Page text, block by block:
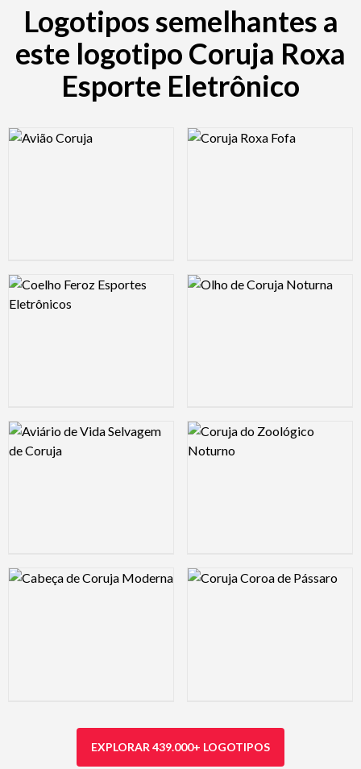
Logotipos semelhantes a
este logotipo Coruja Roxa
Esporte Eletrônico
Logo Preview Image Logo Preview Image
Logo Preview Image Logo Preview Image
Logo Preview Image Logo Preview Image
Logo Preview Image Logo Preview Image
EXPLORAR 439.000+ LOGOTIPOS